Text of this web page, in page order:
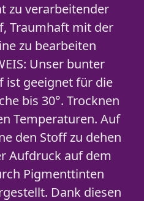
zu verarbeitender
Traumhaft mit der
zu bearbeiten
Unser bunter
ist geeignet für die
bis 30°. Trocknen
Temperaturen. Auf
den Stoff zu dehen
Aufdruck auf dem
Pigmenttinten
Dank diesen